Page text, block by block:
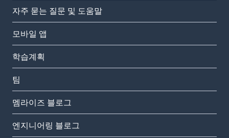
자주 묻는 질문 및 도움말
모바일 앱
학습계획
팀
멤라이즈 블로그
엔지니어링 블로그